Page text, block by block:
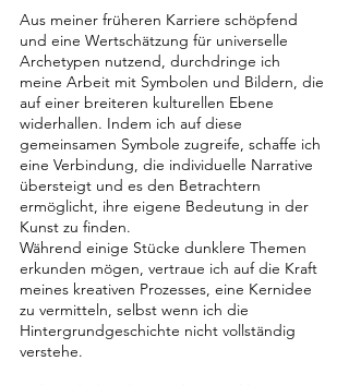
Aus meiner früheren Karriere schöpfend
und eine Wertschätzung für universelle
Archetypen nutzend, durchdringe ich
meine Arbeit mit Symbolen und Bildern, die
auf einer breiteren kulturellen Ebene
widerhallen. Indem ich auf diese
gemeinsamen Symbole zugreife, schaffe ich
eine Verbindung, die individuelle Narrative
übersteigt und es den Betrachtern
ermöglicht, ihre eigene Bedeutung in der
Kunst zu finden.
Während einige Stücke dunklere Themen
erkunden mögen, vertraue ich auf die Kraft
meines kreativen Prozesses, eine Kernidee
zu vermitteln, selbst wenn ich die
Hintergrundgeschichte nicht vollständig
verstehe.